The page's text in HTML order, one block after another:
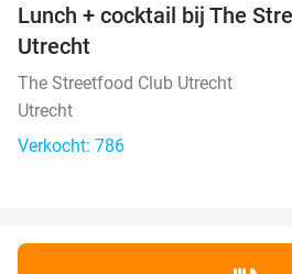
Lunch + cocktail bij The
Utrecht
The Streetfood Club Utrecht
Utrecht
Verkocht: 786